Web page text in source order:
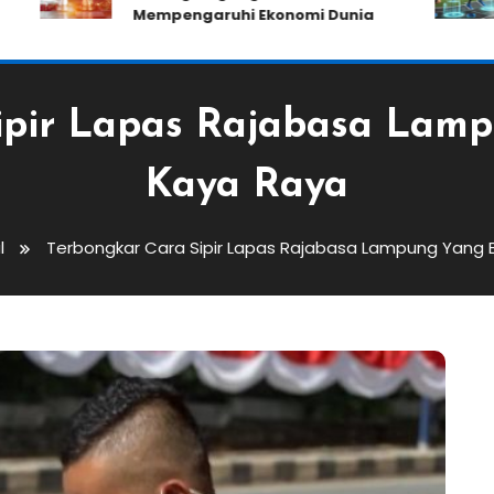
Mempengaruhi Ekonomi Dunia
Lapas Rajabasa
Kaya Raya
Terbongkar Cara Sipir Lapas Rajabasa Lampung Yang